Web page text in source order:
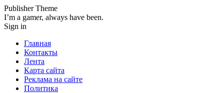
Publisher Theme
I’m a gamer, always have been.
Sign in
Главная
Контакты
Лента
Карта сайта
Реклама на сайте
Политика